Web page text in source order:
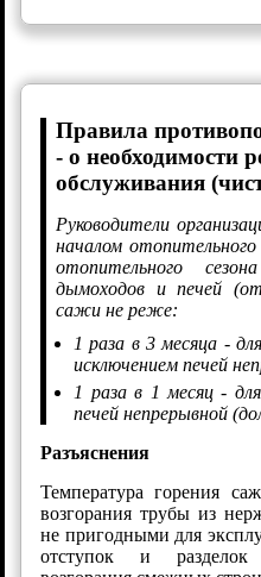
Правила
- о необходимости
обслуживания
Руководители
началом
отопительного
дымоходов и печей
сажи не реже:
1 раза в 3 месяца -
исключением печей
1 раза в 1 месяц -
печей непрерывной
Разъяснения
Температура горения
возгорания трубы из
не пригодными для
отступок и разделок